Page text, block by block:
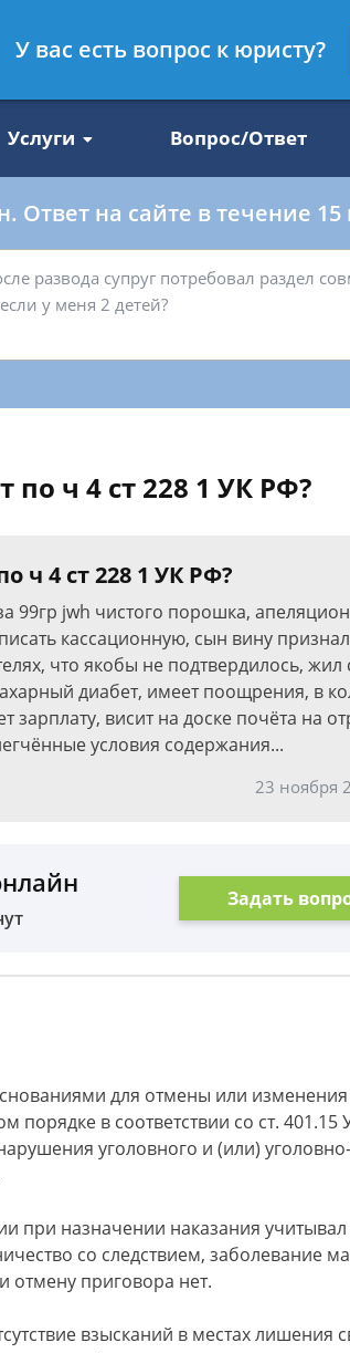
27-47
Услуги Вопрос/Ответ
Ответ на сайте в течение
по ч 4 ст 228 1 УК РФ?
ч 4 ст 228 1 УК РФ?
99гр jwh чистого порошка,
кассационную, сын вину
что якобы не подтвердилось,
диабет, имеет поощрения, в
зарплату, висит на доске почёта на
условия содержания...
23 ноября
Задать
для отмены или изменения
порядке в соответствии со ст.
уголовного и (или) уголовно-
при назначении наказания учитывал
со следствием, заболевание
отмену приговора нет.
взысканий в местах лишения
У вас есть вопрос к юристу?